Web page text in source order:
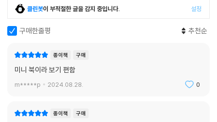
클린봇이 부적절한 글을 감지 중입니다. 설정
구매한줄평 추천순
종이책 구매
미니 북이라 보기 편함
m*****p 2024.08.28. 0
종이책 구매